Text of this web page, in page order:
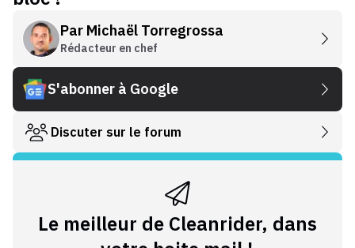
Par Michaël Torregrossa
Rédacteur en chef
S'abonner à Google
Discuter sur le forum
Le meilleur de Cleanrider, dans